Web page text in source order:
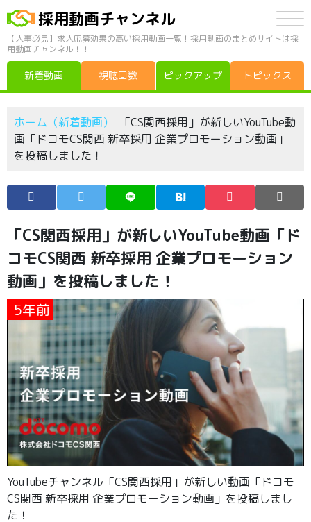
採用動画チャンネル
【人事必見】求人応募効果の高い採用動画一覧！採用動画のまとめサイトは採
用動画チャンネル！！
新着動画 視聴回数 ピックアップ トピックス
ホーム（新着動画）
「CS関西採用」が新しいYouTube動
画「ドコモCS関西 新卒採用 企業プロモーション動画」
を投稿しました！
「CS関西採用」が新しいYouTube動画「ド
コモCS関西 新卒採用 企業プロモーション
動画」を投稿しました！
5年前
YouTubeチャンネル「CS関西採用」が新しい動画「ドコモ
CS関西 新卒採用 企業プロモーション動画」を投稿しまし
た！